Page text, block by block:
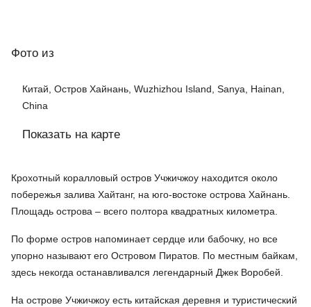
Фото из
Китай, Остров Хайнань, Wuzhizhou Island, Sanya, Hainan,
China
Показать на карте
Крохотный коралловый остров Учжичжоу находится около
побережья залива Хайтанг, на юго-востоке острова Хайнань.
Площадь острова – всего полтора квадратных километра.
По форме остров напоминает сердце или бабочку, но все
упорно называют его Островом Пиратов. По местным байкам,
здесь некогда останавливался легендарный Джек Воробей.
На острове Учжичжоу есть китайская деревня и туристический